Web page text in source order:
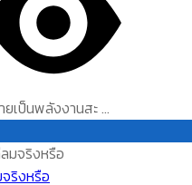
ยเป็นพลังงานสะ ...
ริงหรือ